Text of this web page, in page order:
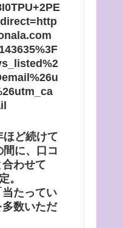
ほど続けて
に、口コ
わせて
。
たってい
数いただ